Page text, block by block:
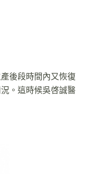
後段時間內又恢復
。這時候吳啓誠醫